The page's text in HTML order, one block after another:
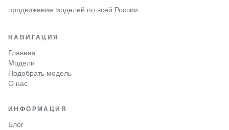
продвижение моделей по всей России.
НАВИГАЦИЯ
Главная
Модели
Подобрать модель
О нас
ИНФОРМАЦИЯ
Блог